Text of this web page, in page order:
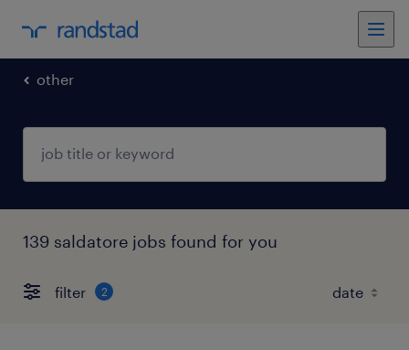
other
139 saldatore jobs found for you
filter 2